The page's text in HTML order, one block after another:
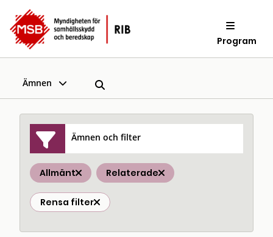
Program
Ämnen
Ämnen och filter
Allmänt Relaterade
Rensa filter